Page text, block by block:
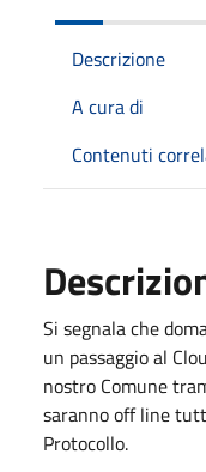
Descrizione
A cura di
Contenuti
Si segnala che
un passaggio al
nostro Comune
saranno off line
Protocollo.